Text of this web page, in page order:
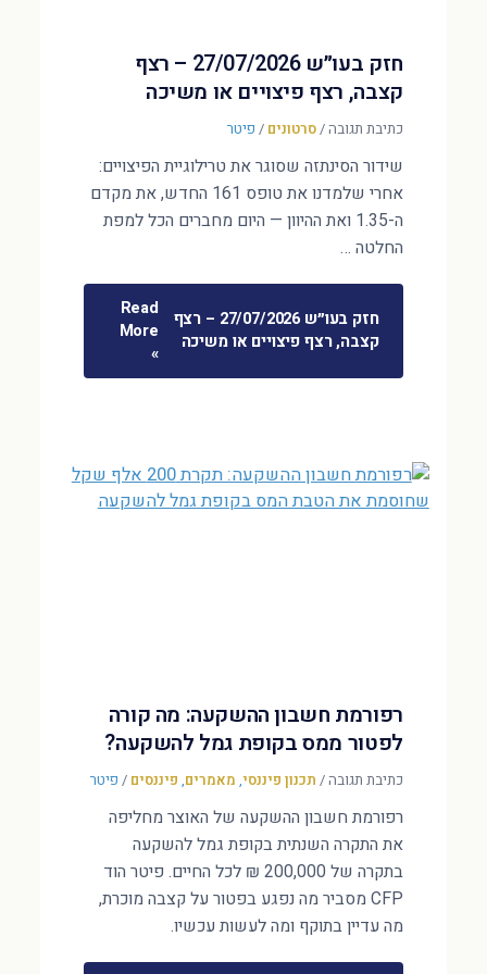
חזק בעו״ש 27/07/2026 – רצף
קצבה, רצף פיצויים או משיכה
כתיבת תגובה/סרטונים / פיטר
שידור הסינתזה שסוגר את טרילוגיית הפיצויים:
אחרי שלמדנו את טופס 161 החדש, את מקדם
ה-1.35 ואת ההיוון — היום מחברים הכל למפת
החלטה …
חזק בעו״ש 27/07/2026 – רצף
קצבה, רצף פיצויים או משיכה
Read
More
»
רפורמת חשבון ההשקעה: מה קורה
לפטור ממס בקופת גמל להשקעה?
כתיבת תגובה/ תכנון פיננסי, מאמרים, פיננסים / פיטר
רפורמת חשבון ההשקעה של האוצר מחליפה
את התקרה השנתית בקופת גמל להשקעה
בתקרה של 200,000 ₪ לכל החיים. פיטר הוד
CFP מסביר מה נפגע בפטור על קצבה מוכרת,
מה עדיין בתוקף ומה לעשות עכשיו.